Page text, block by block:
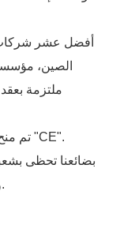
الصين،
ملتزمة
3. تم منح أكثر من خمسين نوعًا من السلع شهادة "CE".
وروسيا وغيرها، وأكثر من 60 دولة ومنطقة.